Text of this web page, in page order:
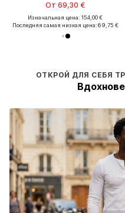
От 69,30 €
Изначальная цена: 154,00 €
Последняя самая низкая цена:69,75 €
ОТКРОЙ ДЛЯ СЕБЯ